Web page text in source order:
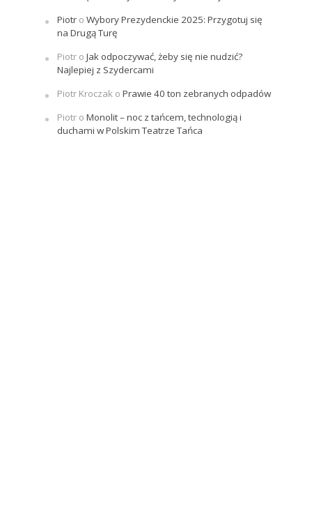
Piotro Wybory Prezydenckie 2025: Przygotuj się
na Drugą Turę
Piotro Jak odpoczywać, żeby się nie nudzić?
Najlepiej z Szydercami
Piotr Kroczak o Prawie 40 ton zebranych odpadów
Piotro Monolit – noc z tańcem, technologią i
duchami w Polskim Teatrze Tańca